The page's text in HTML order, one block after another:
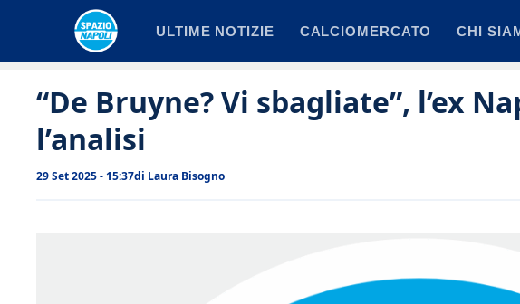
ULTIME NOTIZIE CALCIOMERCATO CHI
“De Bruyne? Vi sbagliate”, l’ex
l’analisi
29 Set 2025 - 15:37di Laura Bisogno